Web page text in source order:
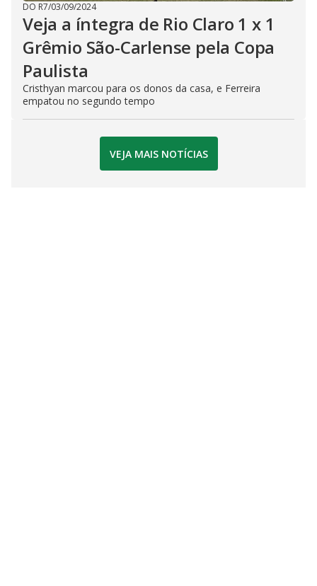
DO R7/03/09/2024
Veja a íntegra de Rio Claro 1 x 1
Grêmio São-Carlense pela Copa
Paulista
Cristhyan marcou para os donos da casa, e Ferreira
empatou no segundo tempo
VEJA MAIS NOTÍCIAS